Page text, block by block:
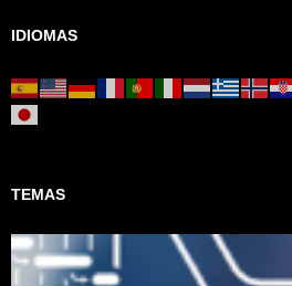
IDIOMAS
TEMAS